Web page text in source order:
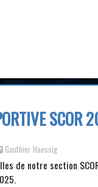
Gauthier Haessig
de notre section SCOR